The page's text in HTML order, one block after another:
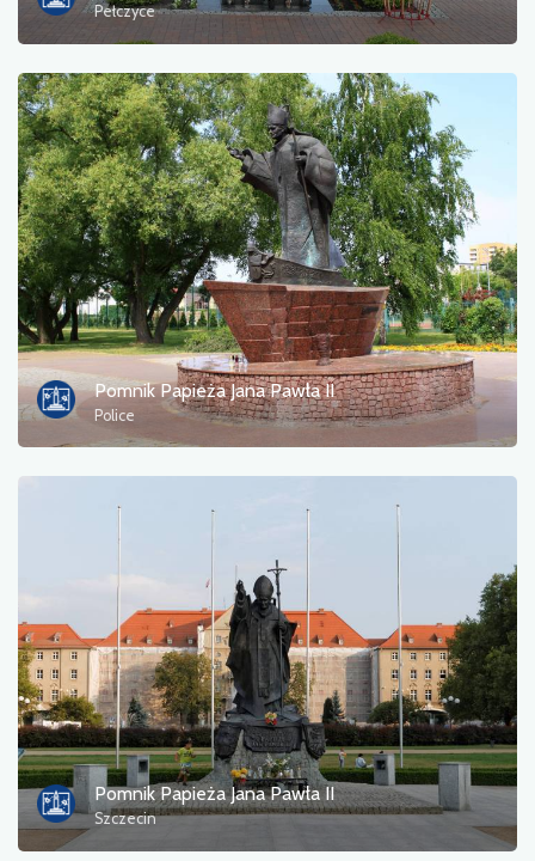
Pełczyce
Pomnik Papieża Jana Pawła II
Police
Pomnik Papieża Jana Pawła II
Szczecin